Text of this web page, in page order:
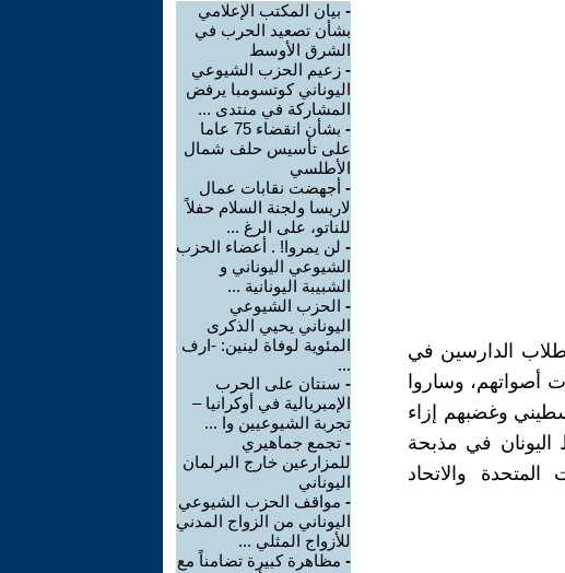
للطلاب الدارسين في
أصواتهم، وساروا
وغضبهم إزاء
اليونان في مذبحة
المتحدة والاتحاد
- بيان المكتب الإعلامي
بشأن تصعيد الحرب في
الشرق الأوسط
- زعيم الحزب الشيوعي
اليوناني كوتسومبا يرفض
المشاركة في منتدى ...
-
بشأن انقضاء 75 عاما
على تأسيس حلف شمال
الأطلسي
- أجهضت نقابات عمال
لاريسا ولجنة السلام حفلاً
للناتو، على الرغ ...
- لن يمروا! . أعضاء الحزب
الشيوعي اليوناني و
الشبيبة اليونانية ...
- الحزب الشيوعي
اليوناني يحيي الذكرى
المئوية لوفاة لينين: -ارف
...
- سنتان على الحرب
الإمبريالية في أوكرانيا –
تجربة الشيوعيين وا ...
- تجمع جماهيري
للمزارعين خارج البرلمان
اليوناني
- مواقف الحزب الشيوعي
اليوناني من الزواج المدني
للأزواج المثلي ...
- مظاهرة كبيرة تضامناً مع